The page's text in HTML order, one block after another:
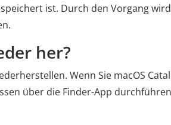
ist. Durch den Vorgang
her?
Wenn Sie macOS
über die Finder-App